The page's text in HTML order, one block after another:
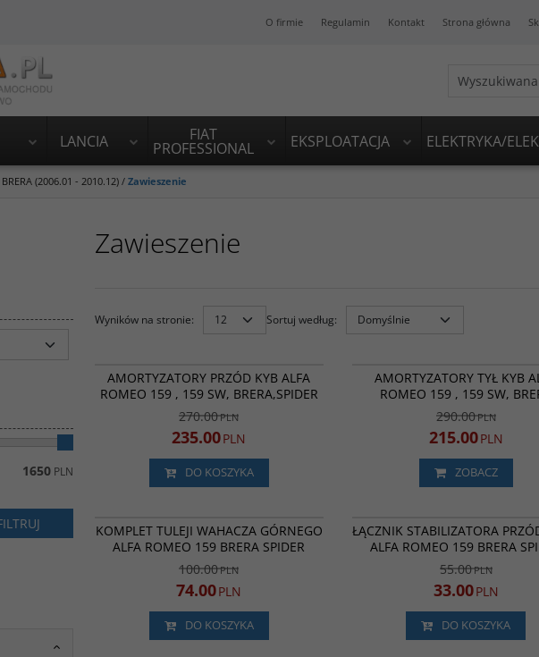
O firmie Regulamin Kontakt Strona główna
LANCIA FIAT
PROFESSIONAL EKSPLOATACJA ELEKTRYKA/
BRERA (2006.01 - 2010.12) / Zawieszenie
Zawieszenie
Wyników na stronie: Sortuj według:
NOWOŚĆ PROMOCJA
AMORTYZATORY PRZÓD KYB ALFA
ROMEO 159 , 159 SW, BRERA,SPIDER
270.00PLN
235.00PLN
DO KOSZYKA
NOWOŚĆ
AMORTYZATORY TYŁ KYB
ROMEO 159 , 159 SW,
290.00PLN
215.00PLN
ZOBACZ
BESTSELLER PROMOCJA
KOMPLET TULEJI WAHACZA GÓRNEGO
ALFA ROMEO 159 BRERA SPIDER
100.00PLN
74.00PLN
DO KOSZYKA
ŁĄCZNIK STABILIZATORA
ALFA ROMEO 159 BRERA
55.00PLN
33.00PLN
DO KOSZYKA
1650 PLN